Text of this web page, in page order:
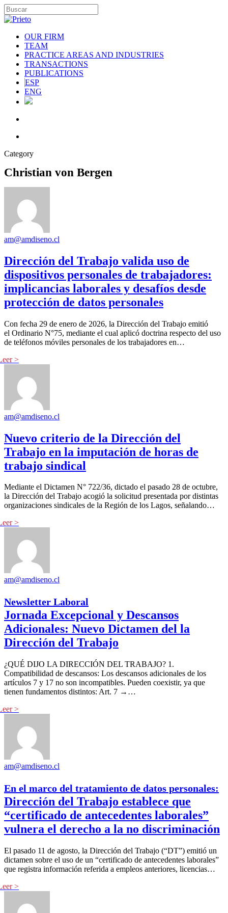
OUR FIRM
TEAM
PRACTICE AREAS AND INDUSTRIES
TRANSACTIONS
PUBLICATIONS
ESP
ENG
Category
Christian von Bergen
am@amdiseno.cl
Dirección del Trabajo valida uso de
dispositivos personales de trabajadores:
implicancias laborales y desafíos desde
protección de datos personales
Con fecha 29 de enero de 2026, la Dirección del Trabajo emitió
el Ordinario N°75, mediante el cual aplicó doctrina respecto del uso
de teléfonos móviles personales de los trabajadores en…
am@amdiseno.cl
Nuevo criterio de la Dirección del
Trabajo en la imputación de horas de
trabajo sindical
Mediante el Dictamen N° 722/36, dictado el pasado 28 de octubre,
la Dirección del Trabajo acogió la solicitud presentada por distintas
organizaciones sindicales de la Región de los Lagos, señalando…
am@amdiseno.cl
Newsletter Laboral
Jornada Excepcional y Descansos
Adicionales: Nuevo Dictamen del la
Dirección del Trabajo
¿QUÉ DIJO LA DIRECCIÓN DEL TRABAJO? 1.
Compatibilidad de descansos: Los descansos adicionales de los
artículos 7 y 17 no son incompatibles. Pueden coexistir, ya que
tienen fundamentos distintos: Art. 7 →…
am@amdiseno.cl
En el marco del tratamiento de datos personales:
Dirección del Trabajo establece que
“certificado de antecedentes laborales”
vulnera el derecho a la no discriminación
El pasado 11 de agosto, la Dirección del Trabajo (“DT”) emitió un
dictamen sobre el uso de un “certificado de antecedentes laborales”
que registra información referida a empleos anteriores, licencias…